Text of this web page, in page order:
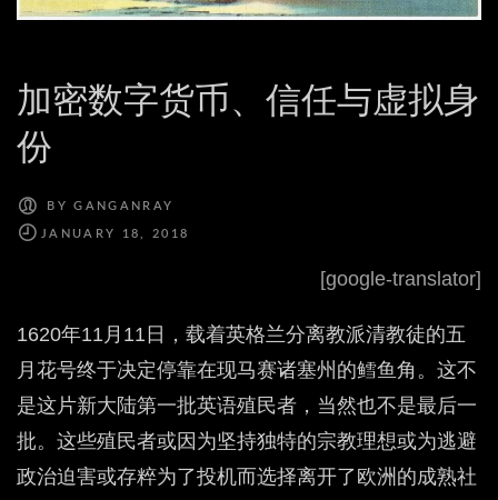
加密数字货币、信任与虚拟身
份
BYGANGANRAY
[google-translator]
1620年11月11日，载着英格兰分离教派清教徒的五
月花号终于决定停靠在现马赛诸塞州的鳕鱼角。这不
是这片新大陆第一批英语殖民者，当然也不是最后一
批。这些殖民者或因为坚持独特的宗教理想或为逃避
政治迫害或存粹为了投机而选择离开了欧洲的成熟社